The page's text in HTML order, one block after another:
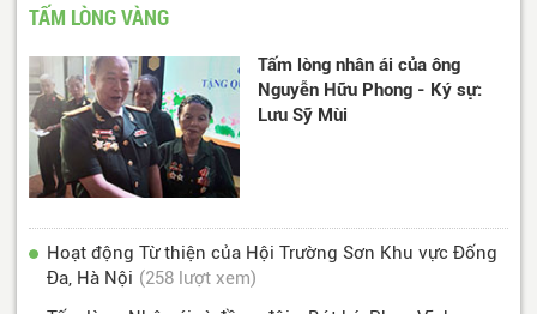
TẤM LÒNG VÀNG
Tấm lòng nhân ái của ông
Nguyễn Hữu Phong - Ký sự:
Lưu Sỹ Mùi
Hoạt động Từ thiện của Hội Trường Sơn Khu vực Đống
Đa, Hà Nội (258 lượt xem)